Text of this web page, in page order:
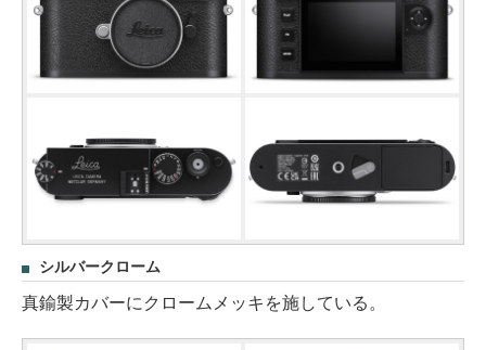
シルバークローム
真鍮製カバーにクロームメッキを施している。